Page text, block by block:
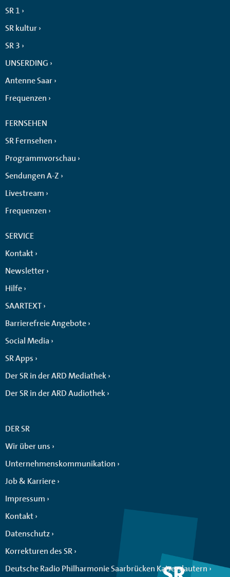
SR 1
SR kultur
SR 3
UNSERDING
Antenne Saar
Frequenzen
FERNSEHEN
SR Fernsehen
Programmvorschau
Sendungen A-Z
Livestream
Frequenzen
SERVICE
Kontakt
Newsletter
Hilfe
SAARTEXT
Barrierefreie Angebote
Social Media
SR Apps
Der SR in der ARD Mediathek
Der SR in der ARD Audiothek
DER SR
Wir über uns
Unternehmenskommunikation
Job & Karriere
Impressum
Kontakt
Datenschutz
Korrekturen des SR
Deutsche Radio Philharmonie Saarbrücken Kaiserslautern